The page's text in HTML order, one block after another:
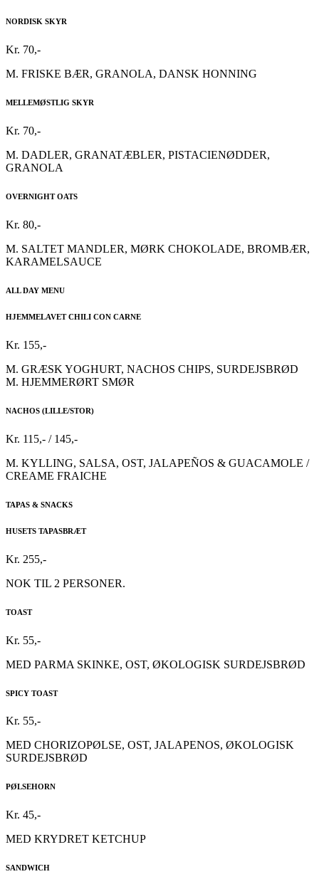
NORDISK SKYR
Kr. 70,-
M. FRISKE BÆR, GRANOLA, DANSK HONNING
MELLEMØSTLIG SKYR
Kr. 70,-
M. DADLER, GRANATÆBLER, PISTACIENØDDER,
GRANOLA
OVERNIGHT OATS
Kr. 80,-
M. SALTET MANDLER, MØRK CHOKOLADE, BROMBÆR,
KARAMELSAUCE
ALL DAY MENU
HJEMMELAVET CHILI CON CARNE
Kr. 155,-
M. GRÆSK YOGHURT, NACHOS CHIPS, SURDEJSBRØD
M. HJEMMERØRT SMØR
NACHOS (LILLE/STOR)
Kr. 115,- / 145,-
M. KYLLING, SALSA, OST, JALAPEÑOS & GUACAMOLE /
CREAME FRAICHE
TAPAS & SNACKS
HUSETS TAPASBRÆT
Kr. 255,-
NOK TIL 2 PERSONER.
TOAST
Kr. 55,-
MED PARMA SKINKE, OST, ØKOLOGISK SURDEJSBRØD
SPICY TOAST
Kr. 55,-
MED CHORIZOPØLSE, OST, JALAPENOS, ØKOLOGISK
SURDEJSBRØD
PØLSEHORN
Kr. 45,-
MED KRYDRET KETCHUP
SANDWICH